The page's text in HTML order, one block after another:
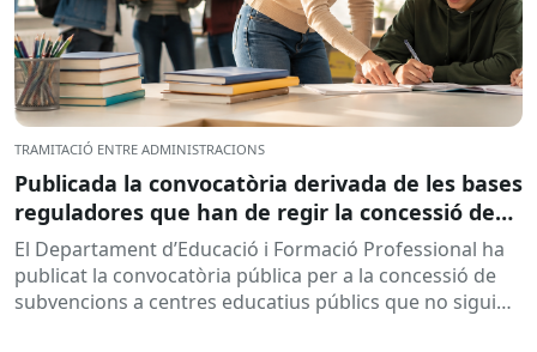
TRAMITACIÓ ENTRE ADMINISTRACIONS
Publicada la convocatòria derivada de les bases
reguladores que han de regir la concessió de
subvencions a centres educatius, per al
desenvolupament de programes de formació i
inserció, durant el curs 2026-2027
El Departament d’Educació i Formació Professional ha
publicat la convocatòria pública per a la concessió de
subvencions a centres educatius públics que no siguin